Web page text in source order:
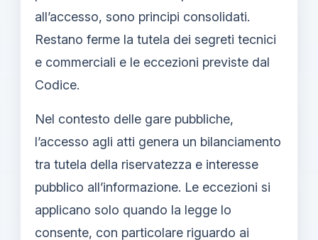
all’accesso, sono principi consolidati.
Restano ferme la tutela dei segreti tecnici
e commerciali e le eccezioni previste dal
Codice.
Nel contesto delle gare pubbliche,
l’accesso agli atti genera un bilanciamento
tra tutela della riservatezza e interesse
pubblico all’informazione. Le eccezioni si
applicano solo quando la legge lo
consente, con particolare riguardo ai